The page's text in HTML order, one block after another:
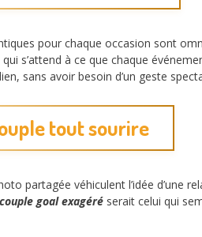
pour chaque occasion sont
s’attend à ce que chaque
sans avoir besoin d’un geste
tout sourire
partagée véhiculent l’idée d’une
couple goal exagéré serait celui qui